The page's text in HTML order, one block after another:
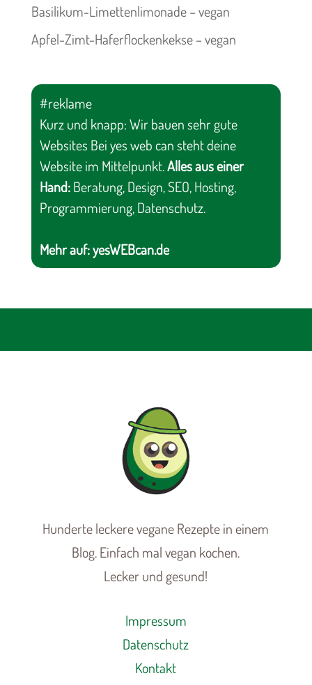
Basilikum-Limettenlimonade – vegan
Apfel-Zimt-Haferflockenkekse – vegan
#reklame
Kurz und knapp: Wir bauen sehr gute
Websites Bei yes web can steht deine
Website im Mittelpunkt.Alles aus einer
Hand:Beratung, Design, SEO, Hosting,
Programmierung, Datenschutz.
Mehr auf:yesWEBcan.de
Hunderte leckere vegane Rezepte in einem
Blog. Einfach mal vegan kochen.
Lecker und gesund!
Impressum
Datenschutz
Kontakt